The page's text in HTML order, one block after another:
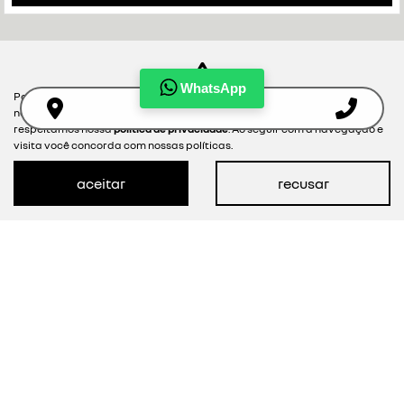
WhatsApp
Para otimizar sua experiência durante a navegação, fazemos uso de
nossa política de cookies e para proteger seus dados pessoais
respeitamos nossapolítica de privacidade. Ao seguir com a navegação e
visita você concorda com nossas políticas.
aceitar recusar